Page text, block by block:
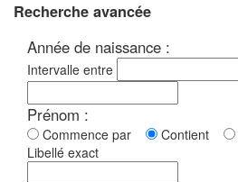
Recherche avancée
Année de naissance :
Intervalle entre
Prénom :
Commence par Contient
Libellé exact